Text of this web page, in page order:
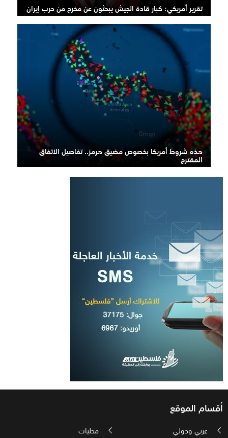
تقرير أمريكي: كبار قادة الجيش يبحثون عن مخرج من حرب إيران
هذه شروط أمريكا بخصوص مضيق هرمز.. تفاصيل الاتفاق
المقترح
أقسام الموقع
عربي ودولي
محليات